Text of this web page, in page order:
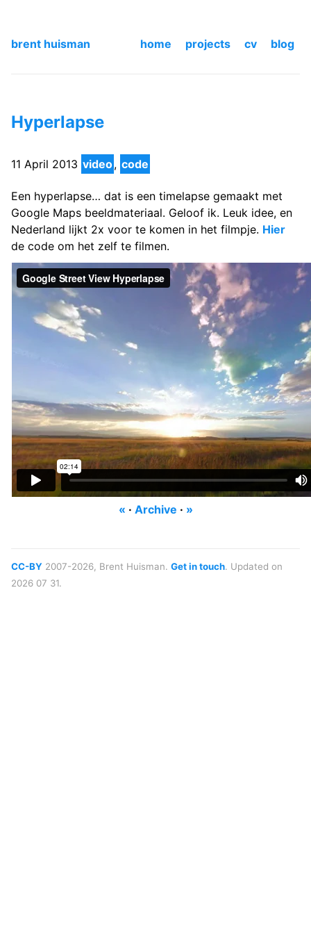
brent huisman home projects cv blog
Hyperlapse
11 April 2013 video, code
Een hyperlapse… dat is een timelapse gemaakt met
Google Maps beeldmateriaal. Geloof ik. Leuk idee, en
Nederland lijkt 2x voor te komen in het filmpje. Hier
de code om het zelf te filmen.
« · Archive · »
CC-BY 2007-2026, Brent Huisman. Get in touch. Updated on
2026 07 31.